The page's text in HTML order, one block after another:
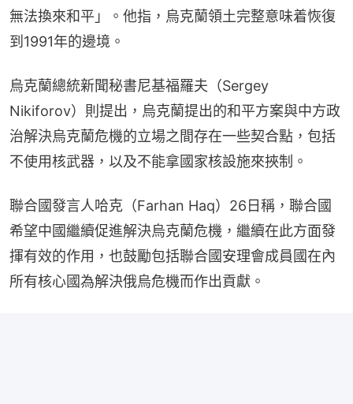
無法換來和平」。他指，烏克蘭領土完整意味着恢復
到1991年的邊境。
烏克蘭總統新聞秘書尼基福羅夫（Sergey
Nikiforov）則提出，烏克蘭提出的和平方案與中方政
治解決烏克蘭危機的立場之間存在一些契合點，包括
不使用核武器，以及不能拿國家核設施來挾制。
聯合國發言人哈克（Farhan Haq）26日稱，聯合國
希望中國繼續促進解決烏克蘭危機，繼續在此方面發
揮有效的作用，也鼓勵包括聯合國安理會成員國在內
所有核心國為解決俄烏危機而作出貢獻。